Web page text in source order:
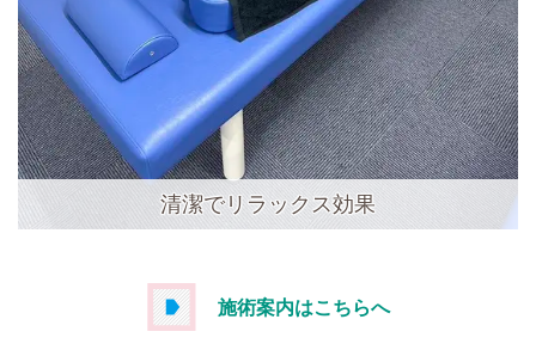
清潔でリラックス効果
施術案内はこちらへ